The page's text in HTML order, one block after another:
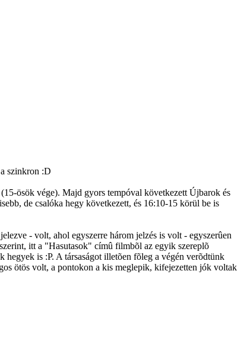
szinkron :D
ösök vége). Majd gyors tempóval következett Újbarok és
de csalóka hegy következett, és 16:10-15 körül be is
- volt, ahol egyszerre három jelzés is volt - egyszerûen
itt a "Hasutasok" címû filmbõl az egyik szereplõ
is :P. A társaságot illetõen fõleg a végén verõdtünk
ötös volt, a pontokon a kis meglepik, kifejezetten jók voltak